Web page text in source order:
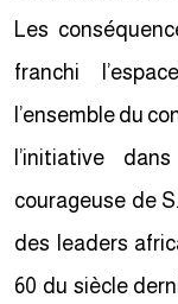
Les
franchi
l’ensemble du
l’initiative
courageuse de
des leaders
60 du siècle